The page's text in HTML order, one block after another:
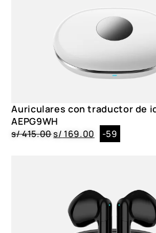
Auriculares con traductor de
AEPG9WH
s/415.00s/ 169.00 -59